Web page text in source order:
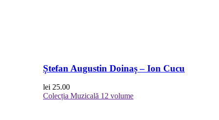
Ștefan Augustin Doinaș – Ion Cucu
lei 25.00
Colecția Muzicală 12 volume